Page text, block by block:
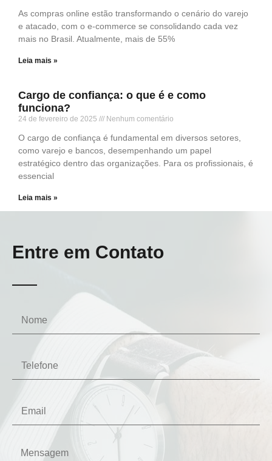
As compras online estão transformando o cenário do varejo
e atacado, com o e-commerce se consolidando cada vez
mais no Brasil. Atualmente, mais de 55%
Leia mais »
Cargo de confiança: o que é e como
funciona?
24 de fevereiro de 2025 Nenhum comentário
O cargo de confiança é fundamental em diversos setores,
como varejo e bancos, desempenhando um papel
estratégico dentro das organizações. Para os profissionais, é
essencial
Leia mais »
Entre em Contato